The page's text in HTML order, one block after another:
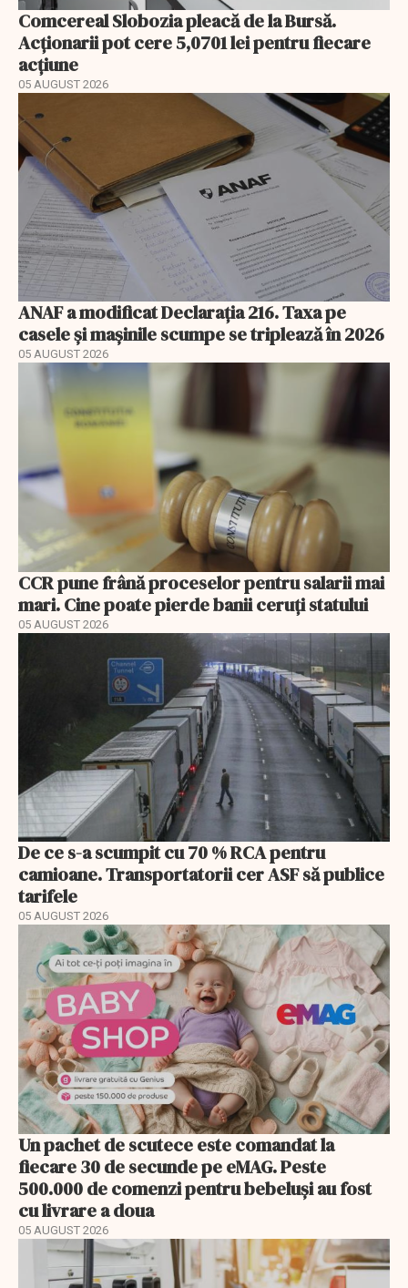
Comcereal Slobozia pleacă de la Bursă.
Acționarii pot cere 5,0701 lei pentru fiecare
acțiune
05 AUGUST 2026
ANAF a modificat Declarația 216. Taxa pe
casele și mașinile scumpe se triplează în 2026
05 AUGUST 2026
CCR pune frână proceselor pentru salarii mai
mari. Cine poate pierde banii ceruți statului
05 AUGUST 2026
De ce s-a scumpit cu 70 % RCA pentru
camioane. Transportatorii cer ASF să publice
tarifele
05 AUGUST 2026
Un pachet de scutece este comandat la
fiecare 30 de secunde pe eMAG. Peste
500.000 de comenzi pentru bebeluși au fost
cu livrare a doua
05 AUGUST 2026